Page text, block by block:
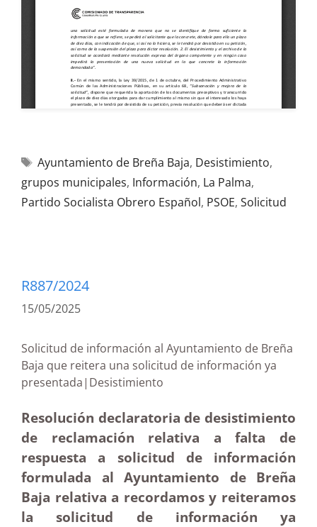
Ayuntamiento de Breña Baja, Desistimiento,
grupos municipales, Información, La Palma,
Partido Socialista Obrero Español, PSOE, Solicitud
R887/2024
15/05/2025
Solicitud de información al Ayuntamiento de Breña
Baja que reitera una solicitud de información ya
presentada|Desistimiento
Resolución declaratoria de desistimiento
de reclamación relativa a falta de
respuesta a solicitud de información
formulada al Ayuntamiento de Breña
Baja relativa a recordamos y reiteramos
la solicitud de información ya